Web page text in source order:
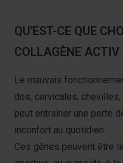
QU’EST-CE QUE
COLLAGÈNE ACTIV
Le mauvais
dos, cervicales,
peut entraîner une perte
inconfort au quotidien.
Ces gênes peuvent être